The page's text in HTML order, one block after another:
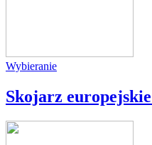
Wybieranie
Skojarz